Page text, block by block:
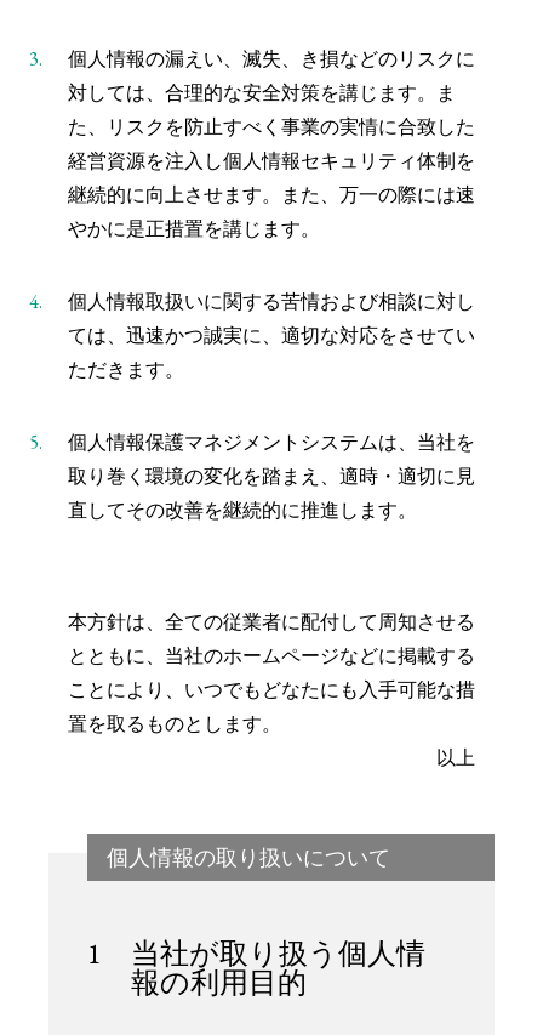
3.
個人情報の漏えい、滅失、き損などのリスクに
対しては、合理的な安全対策を講じます。ま
た、リスクを防止すべく事業の実情に合致した
経営資源を注入し個人情報セキュリティ体制を
継続的に向上させます。また、万一の際には速
やかに是正措置を講じます。
4.
個人情報取扱いに関する苦情および相談に対し
ては、迅速かつ誠実に、適切な対応をさせてい
ただきます。
5.
個人情報保護マネジメントシステムは、当社を
取り巻く環境の変化を踏まえ、適時・適切に見
直してその改善を継続的に推進します。
本方針は、全ての従業者に配付して周知させる
とともに、当社のホームページなどに掲載する
ことにより、いつでもどなたにも入手可能な措
置を取るものとします。
以上
個人情報の取り扱いについて
1 当社が取り扱う個人情
報の利用目的